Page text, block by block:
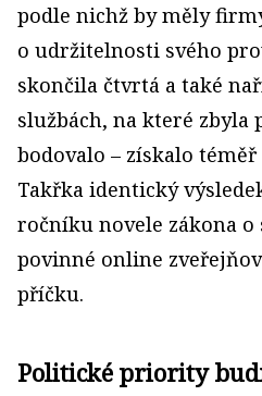
podle nichž by měly
o udržitelnosti svého
skončila čtvrtá a také
službách, na které zbyla
bodovalo – získalo
Takřka identický
ročníku novele zákona o
povinné online
příčku.
Politické priority